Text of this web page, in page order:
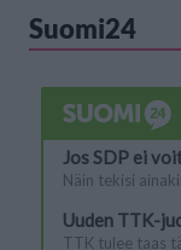
Suomi24